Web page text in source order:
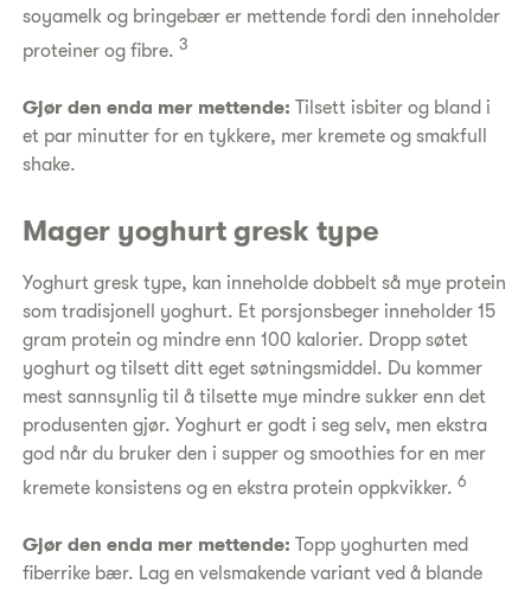
soyamelk og bringebær er mettende fordi den inneholder
proteiner og fibre.3
Gjør den enda mer mettende: Tilsett isbiter og bland i
et par minutter for en tykkere, mer kremete og smakfull
shake.
Mager yoghurt gresk type
Yoghurt gresk type, kan inneholde dobbelt så mye protein
som tradisjonell yoghurt. Et porsjonsbeger inneholder 15
gram protein og mindre enn 100 kalorier. Dropp søtet
yoghurt og tilsett ditt eget søtningsmiddel. Du kommer
mest sannsynlig til å tilsette mye mindre sukker enn det
produsenten gjør. Yoghurt er godt i seg selv, men ekstra
god når du bruker den i supper og smoothies for en mer
kremete konsistens og en ekstra protein oppkvikker.6
Gjør den enda mer mettende: Topp yoghurten med
fiberrike bær. Lag en velsmakende variant ved å blande